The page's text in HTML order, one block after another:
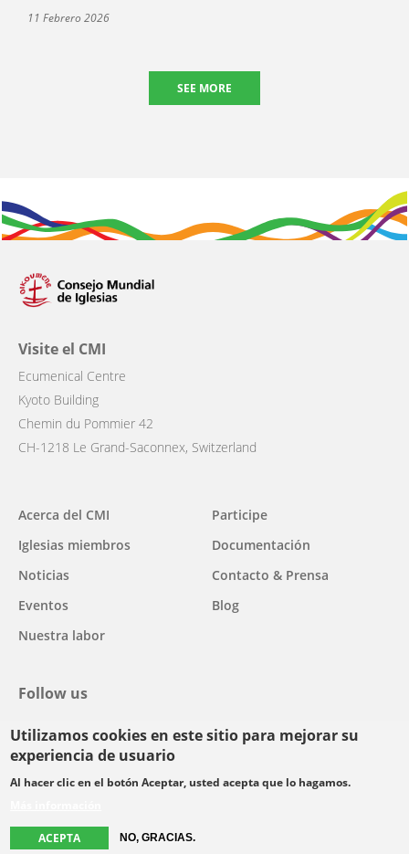
Utilizamos cookies en este sitio para mejorar su
experiencia de usuario
Al hacer clic en el botón Aceptar, usted acepta que lo hagamos.
ACEPTA NO, GRACIAS.
11 Febrero 2026
SEE MORE
Visite el CMI
Ecumenical Centre
Kyoto Building
Chemin du Pommier 42
CH-1218 Le Grand-Saconnex, Switzerland
Main
navigation
Acerca del CMI
Iglesias miembros
Noticias
Eventos
Nuestra labor
Participe
Documentación
Contacto & Prensa
Blog
Follow us
facebook
twitteryoutubeyoutubeinstagram
Select
menu
© Copyright WCC 2026